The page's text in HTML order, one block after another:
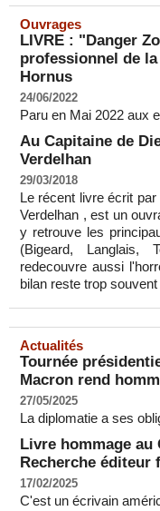
Ouvrages
LIVRE : "Danger
professionnel de
Hornus
24/06/2022
Paru en Mai 2022 aux
Au Capitaine de
Verdelhan
29/03/2018
Le récent livre écrit
Verdelhan , est un
y retrouve les
(Bigeard, Langlais,
redecouvre aussi
bilan reste trop
Actualités
Tournée
Macron rend
27/05/2025
La diplomatie a ses
Livre hommage au
Recherche éditeur
17/02/2025
C'est un écrivain